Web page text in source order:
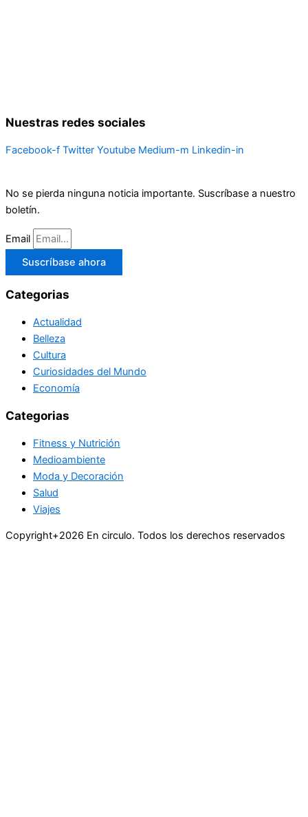
Nuestras redes sociales
Facebook-f Twitter Youtube Medium-m Linkedin-in
No se pierda ninguna noticia importante. Suscríbase a nuestro
boletín.
Email
Suscríbase ahora
Categorias
Actualidad
Belleza
Cultura
Curiosidades del Mundo
Economía
Categorias
Fitness y Nutrición
Medioambiente
Moda y Decoración
Salud
Viajes
Copyright+2026 En circulo. Todos los derechos reservados